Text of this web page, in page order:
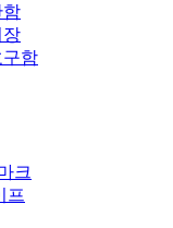
함
장
구함
크
프